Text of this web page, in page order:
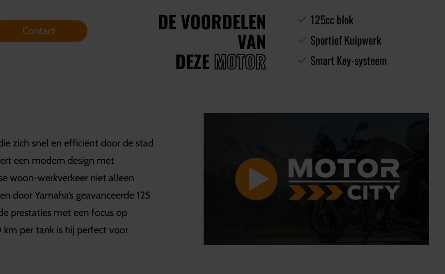
Contact DE VOORDELEN
VAN
DEZE MOTOR
125cc blok
Sportief Kuipwerk
Smart Key-systeem
zich snel en efficiënt door de stad
een modern design met
woon-werkverkeer niet alleen
door Yamaha’s geavanceerde 125
prestaties met een focus op
per tank is hij perfect voor